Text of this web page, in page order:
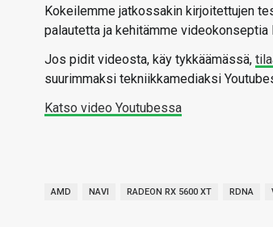
Kokeilemme jatkossakin kirjoitettujen
palautetta ja kehitämme videokonseptia
Jos pidit videosta, käy tykkäämässä,
suurimmaksi tekniikkamediaksi
Katso video Youtubessa
AMD NAVI RADEON RX 5600 XT RDNA